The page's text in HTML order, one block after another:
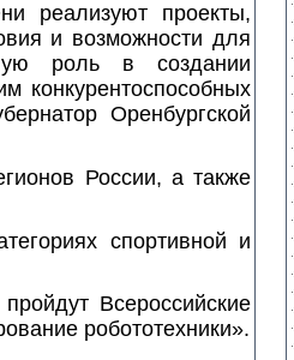
реализуют проекты,
и возможности для
роль в создании
конкурентоспособных
Оренбургской
России, а также
спортивной и
Всероссийские
робототехники».